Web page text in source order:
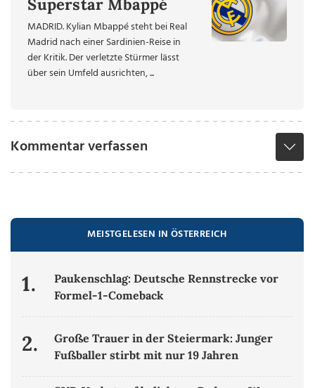
Superstar Mbappé
MADRID. Kylian Mbappé steht bei Real
Madrid nach einer Sardinien-Reise in
der Kritik. Der verletzte Stürmer lässt
über sein Umfeld ausrichten, ...
Kommentar verfassen
MEISTGELESEN IN ÖSTERREICH
1.
Paukenschlag: Deutsche Rennstrecke vor
Formel-1-Comeback
2.
Große Trauer in der Steiermark: Junger
Fußballer stirbt mit nur 19 Jahren